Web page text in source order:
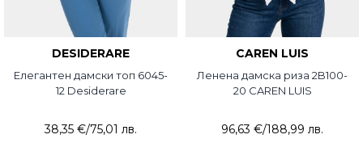
DESIDERARE
Елегантен дамски топ 6045-
12 Desiderare
38,35 €/75,01 лв.
CAREN LUIS
Ленена дамска риза 2B100-
20 CAREN LUIS
96,63 €/188,99 лв.